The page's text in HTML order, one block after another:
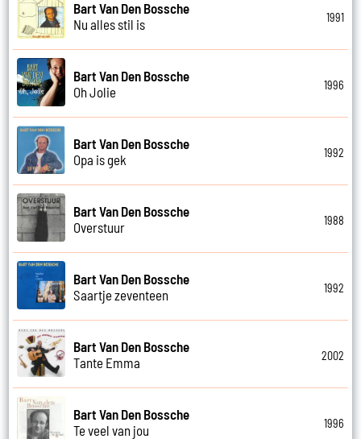
Bart Van Den Bossche
Nu alles stil is
1991
Bart Van Den Bossche
Oh Jolie
1996
Bart Van Den Bossche
Opa is gek
1992
Bart Van Den Bossche
Overstuur
1988
Bart Van Den Bossche
Saartje zeventeen
1992
Bart Van Den Bossche
Tante Emma
2002
Bart Van Den Bossche
Te veel van jou
1996